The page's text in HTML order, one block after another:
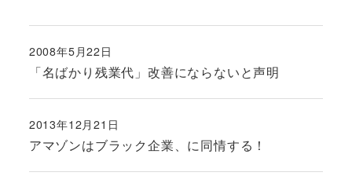
「名ばかり残業代」改善にならないと声明
投稿日
2008年5月22日
アマゾンはブラック企業、に同情する！
投稿日
2013年12月21日